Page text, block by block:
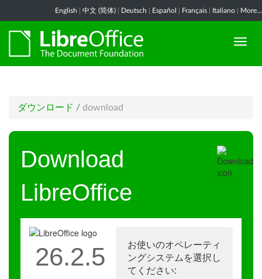
English 中文 (简体) Deutsch Español Français Italiano More...
ダウンロード / download
Download
LibreOffice
お使いのオペレーティ
ングシステムを選択し
てください:
26.2.5